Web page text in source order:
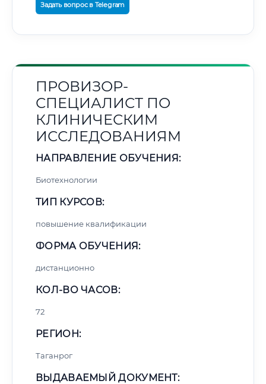
Задать вопрос в Telegram
ПРОВИЗОР-
СПЕЦИАЛИСТ ПО
КЛИНИЧЕСКИМ
ИССЛЕДОВАНИЯМ
НАПРАВЛЕНИЕ ОБУЧЕНИЯ:
Биотехнологии
ТИП КУРСОВ:
повышение квалификации
ФОРМА ОБУЧЕНИЯ:
дистанционно
КОЛ-ВО ЧАСОВ:
72
РЕГИОН:
Таганрог
ВЫДАВАЕМЫЙ ДОКУМЕНТ: